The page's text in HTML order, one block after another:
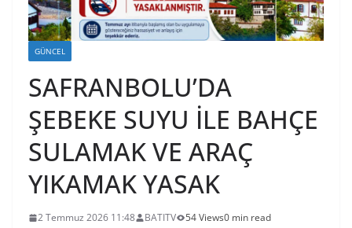
GÜNCEL
SAFRANBOLU’DA
ŞEBEKE SUYU İLE BAHÇE
SULAMAK VE ARAÇ
YIKAMAK YASAK
2 Temmuz 2026 11:48 BATITV 54 Views0 min read